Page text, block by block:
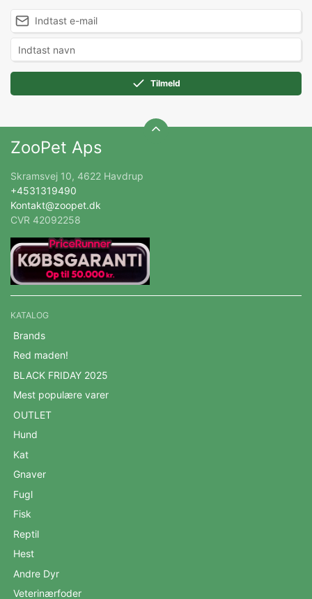
Tilmeld
ZooPet Aps
Skramsvej 10, 4622 Havdrup
+4531319490
Kontakt@zoopet.dk
CVR 42092258
KATALOG
Brands
Red maden!
BLACK FRIDAY 2025
Mest populære varer
OUTLET
Hund
Kat
Gnaver
Fugl
Fisk
Reptil
Hest
Andre Dyr
Veterinærfoder